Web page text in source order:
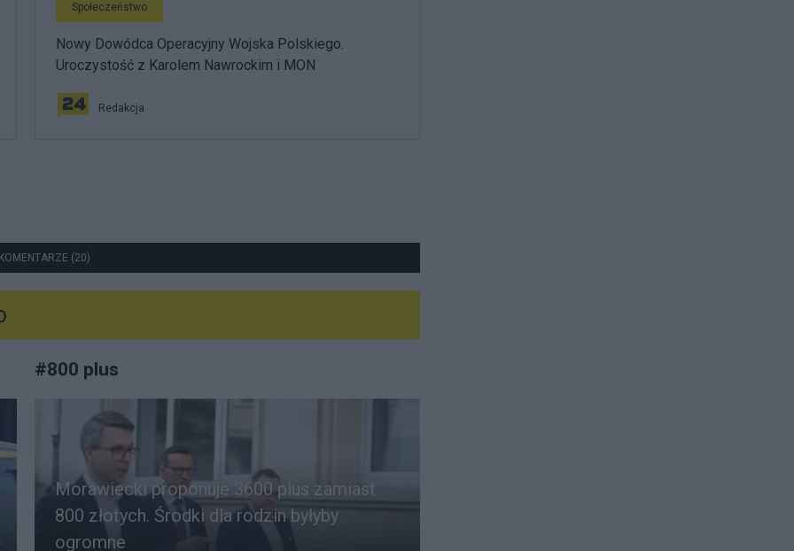
Społeczeństwo
Nowy Dowódca Operacyjny Wojska Polskiego.
Uroczystość z Karolem Nawrockim i MON
Redakcja
(20)
#800 plus
Morawiecki proponuje 3600 plus zamiast
800 złotych. Środki dla rodzin byłyby
ogromne